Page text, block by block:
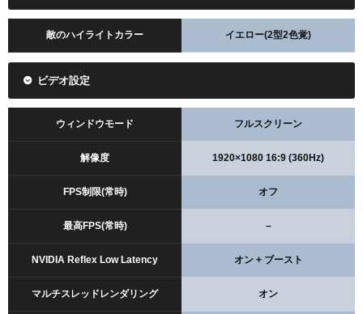
敵のハイライトカラー イエロー(2型2色覚)
ビデオ設定
ウィンドウモード フルスクリーン
解像度 1920×1080 16:9 (360Hz)
FPS制限(常時) オフ
最高FPS(常時) –
NVIDIA Reflex Low Latency オン + ブースト
マルチスレッドレンダリング オン